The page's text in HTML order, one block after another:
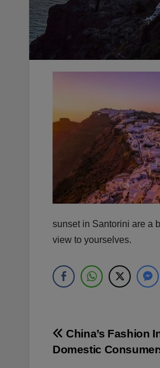
sunset in Santorini are a
view to yourselves.
Navegación
China’s Fashion
Domestic